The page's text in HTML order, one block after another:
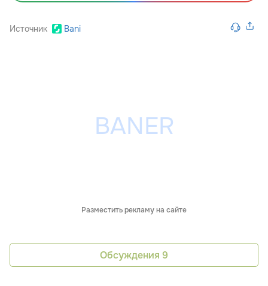
Источник Bani
Разместить рекламу на сайте
Обсуждения 9